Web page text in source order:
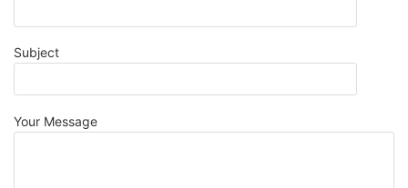
Subject
Your Message